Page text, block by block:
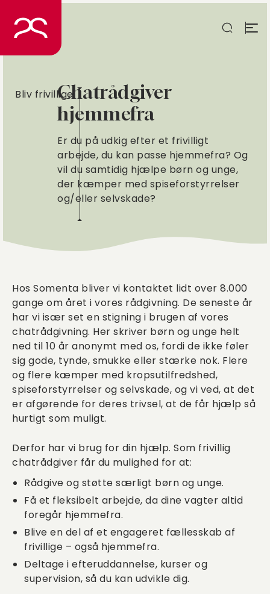
indhold
Chatrådgiver
hjemmefra
Er du på udkig efter et frivilligt
arbejde, du kan passe hjemmefra? Og
vil du samtidig hjælpe børn og unge,
der kæmper med spiseforstyrrelser
og/eller selvskade?
Bliv frivillige
Hos Somenta bliver vi kontaktet lidt over 8.000
gange om året i vores rådgivning. De seneste år
har vi især set en stigning i brugen af vores
chatrådgivning. Her skriver børn og unge helt
ned til 10 år anonymt med os, fordi de ikke føler
sig gode, tynde, smukke eller stærke nok. Flere
og flere kæmper med kropsutilfredshed,
spiseforstyrrelser og selvskade, og vi ved, at det
er afgørende for deres trivsel, at de får hjælp så
hurtigt som muligt.
Derfor har vi brug for din hjælp. Som frivillig
chatrådgiver får du mulighed for at:
Rådgive og støtte særligt børn og unge.
Få et fleksibelt arbejde, da dine vagter altid
foregår hjemmefra.
Blive en del af et engageret fællesskab af
frivillige – også hjemmefra.
Deltage i efteruddannelse, kurser og
supervision, så du kan udvikle dig.